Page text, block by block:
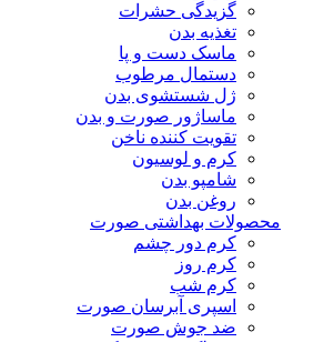
گزیدگی حشرات
تغذیه بدن
ماسک دست و پا
دستمال مرطوب
ژل شستشوی بدن
ماساژور صورت و بدن
تقویت کننده ناخن
کرم و لوسیون
شامپو بدن
روغن بدن
محصولات بهداشتی صورت
کرم دور چشم
کرم روز
کرم شب
اسپری آبرسان صورت
ضد جوش صورت